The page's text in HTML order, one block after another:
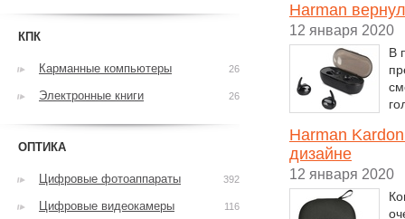
Harman
12 января 2020
В
Harman
дизайне
12 января 2020
КПК
Карманные компьютеры 26
Электронные книги 26
ОПТИКА
Цифровые фотоаппараты 392
Цифровые видеокамеры 116